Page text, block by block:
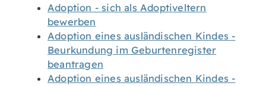
Adoption - sich als Adoptiveltern
bewerben
Adoption eines ausländischen Kindes -
Beurkundung im Geburtenregister
beantragen
Adoption eines ausländischen Kindes -